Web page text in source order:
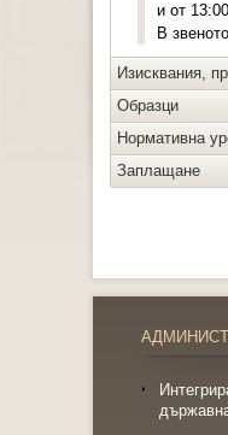
и от
В
Изисквания,
Образци
Нормативна
Заплащане